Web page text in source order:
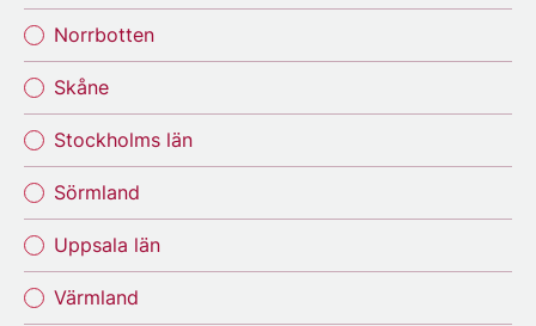
Norrbotten
Skåne
Stockholms län
Sörmland
Uppsala län
Värmland